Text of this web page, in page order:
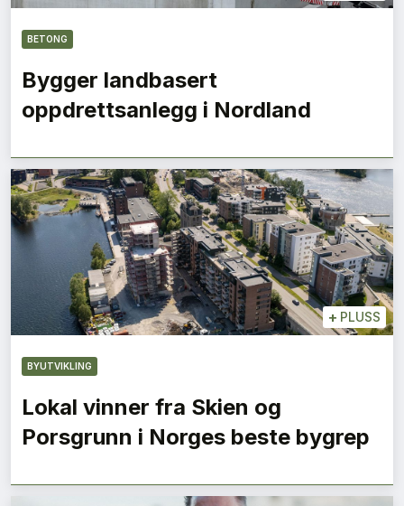
BETONG
Bygger landbasert
oppdrettsanlegg i Nordland
+ PLUSS
BYUTVIKLING
Lokal vinner fra Skien og
Porsgrunn i Norges beste bygrep